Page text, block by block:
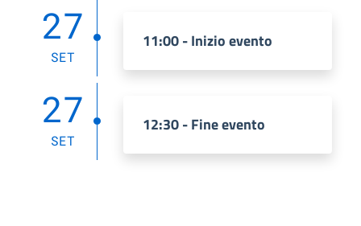
27
SET
11:00 - Inizio evento
27
SET
12:30 - Fine evento